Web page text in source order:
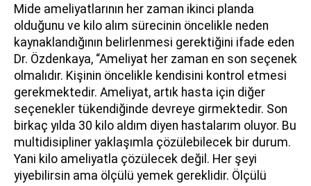
Mide ameliyatlarının her zaman ikinci planda
olduğunu ve kilo alım sürecinin öncelikle neden
kaynaklandığının belirlenmesi gerektiğini ifade eden
Dr. Özdenkaya, “Ameliyat her zaman en son seçenek
olmalıdır. Kişinin öncelikle kendisini kontrol etmesi
gerekmektedir. Ameliyat, artık hasta için diğer
seçenekler tükendiğinde devreye girmektedir. Son
birkaç yılda 30 kilo aldım diyen hastalarım oluyor. Bu
multidisipliner yaklaşımla çözülebilecek bir durum.
Yani kilo ameliyatla çözülecek değil. Her şeyi
yiyebilirsin ama ölçülü yemek gereklidir. Ölçülü